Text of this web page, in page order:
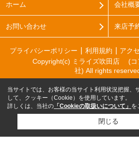
ホーム 会社概
お問い合わせ 来店予
プライバシーポリシー 利用規約 アク
Copyright(c) ミライズ吹田店 (コ
社) All rights
当サイトでは、お客様の当サイト利用状況把握、
して、クッキー（Cookie）を使用しています。
詳しくは、当社の 「Cookieの取扱いについて」 を
閉じる